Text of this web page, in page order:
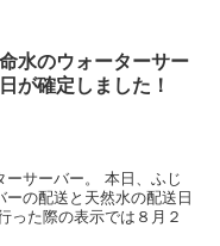
水のウォーターサー
が確定しました！
サーバー。 本日、ふじ
の配送と天然水の配送日
った際の表示では８月２